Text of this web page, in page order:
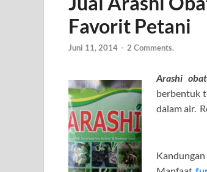
Favorit Petani
Juni 11, 2014 - 2 Comments.
Arashi
berbentuk
dalam air.